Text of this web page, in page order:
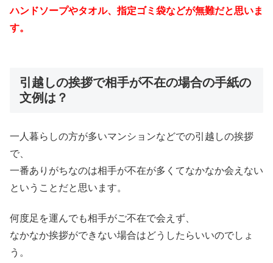
ハンドソープやタオル、指定ゴミ袋などが無難だと思いま
す。
引越しの挨拶で相手が不在の場合の手紙の
文例は？
一人暮らしの方が多いマンションなどでの引越しの挨拶
で、
一番ありがちなのは相手が不在が多くてなかなか会えない
ということだと思います。
何度足を運んでも相手がご不在で会えず、
なかなか挨拶ができない場合はどうしたらいいのでしょ
う。